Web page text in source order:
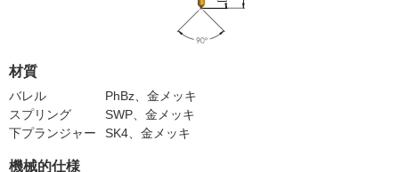
材質
バレル
PhBz、金メッキ
スプリング
SWP、金メッキ
下プランジャー
SK4、金メッキ
機械的仕様